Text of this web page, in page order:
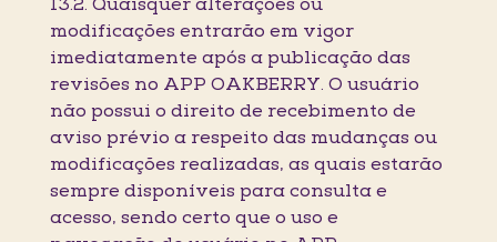
13.2. Quaisquer alterações ou
modificações entrarão em vigor
imediatamente após a publicação das
revisões no APP OAKBERRY. O usuário
não possui o direito de recebimento de
aviso prévio a respeito das mudanças ou
modificações realizadas, as quais estarão
sempre disponíveis para consulta e
acesso, sendo certo que o uso e